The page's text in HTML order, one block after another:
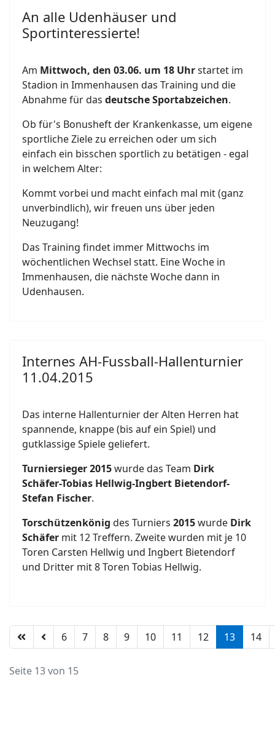
An alle Udenhäuser und
Sportinteressierte!
Am Mittwoch, den 03.06. um 18 Uhrstartet im
Stadion in Immenhausen das Training und die
Abnahme für das deutsche Sportabzeichen.
Ob für's Bonusheft der Krankenkasse, um eigene
sportliche Ziele zu erreichen oder um sich
einfach ein bisschen sportlich zu betätigen - egal
in welchem Alter:
Kommt vorbei und macht einfach mal mit (ganz
unverbindlich), wir freuen uns über jeden
Neuzugang!
Das Training findet immer Mittwochs im
wöchentlichen Wechsel statt. Eine Woche in
Immenhausen, die nächste Woche dann in
Udenhausen.
Internes AH-Fussball-Hallenturnier
11.04.2015
Das interne Hallenturnier der Alten Herren hat
spannende, knappe (bis auf ein Spiel) und
gutklassige Spiele geliefert.
Turniersieger 2015wurde das Team Dirk
Schäfer-Tobias Hellwig-Ingbert Bietendorf-
Stefan Fischer.
Torschützenkönig des Turniers 2015wurde Dirk
Schäfer mit 12 Treffern. Zweite wurden mit je 10
Toren Carsten Hellwig und Ingbert Bietendorf
und Dritter mit 8 Toren Tobias Hellwig.
6 7 8 9 10 11 12 13 14
Seite 13 von 15